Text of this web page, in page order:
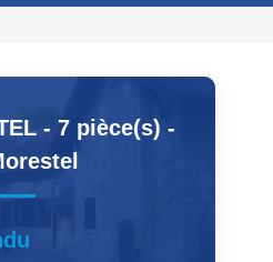
- 7 pièce(s) -